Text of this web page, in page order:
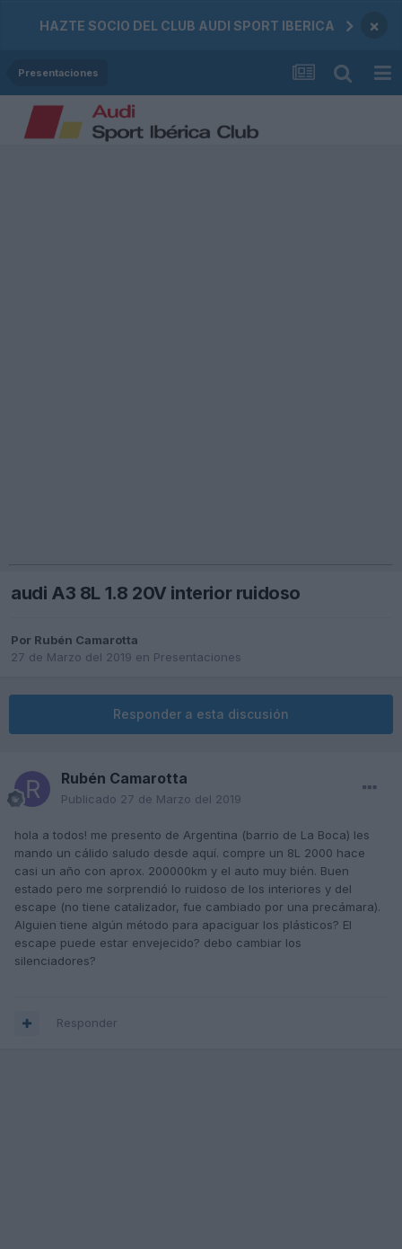
HAZTE SOCIO DEL CLUB AUDI SPORT IBERICA ×
Presentaciones
audi A3 8L 1.8 20V interior ruidoso
Por Rubén Camarotta
27 de Marzo del 2019 en Presentaciones
Responder a esta discusión
Rubén Camarotta
Publicado 27 de Marzo del 2019
hola a todos! me presento de Argentina (barrio de La Boca) les
mando un cálido saludo desde aquí. compre un 8L 2000 hace
casi un año con aprox. 200000km y el auto muy bién. Buen
estado pero me sorprendió lo ruidoso de los interiores y del
escape (no tiene catalizador, fue cambiado por una precámara).
Alguien tiene algún método para apaciguar los plásticos? El
escape puede estar envejecido? debo cambiar los
silenciadores?
Responder